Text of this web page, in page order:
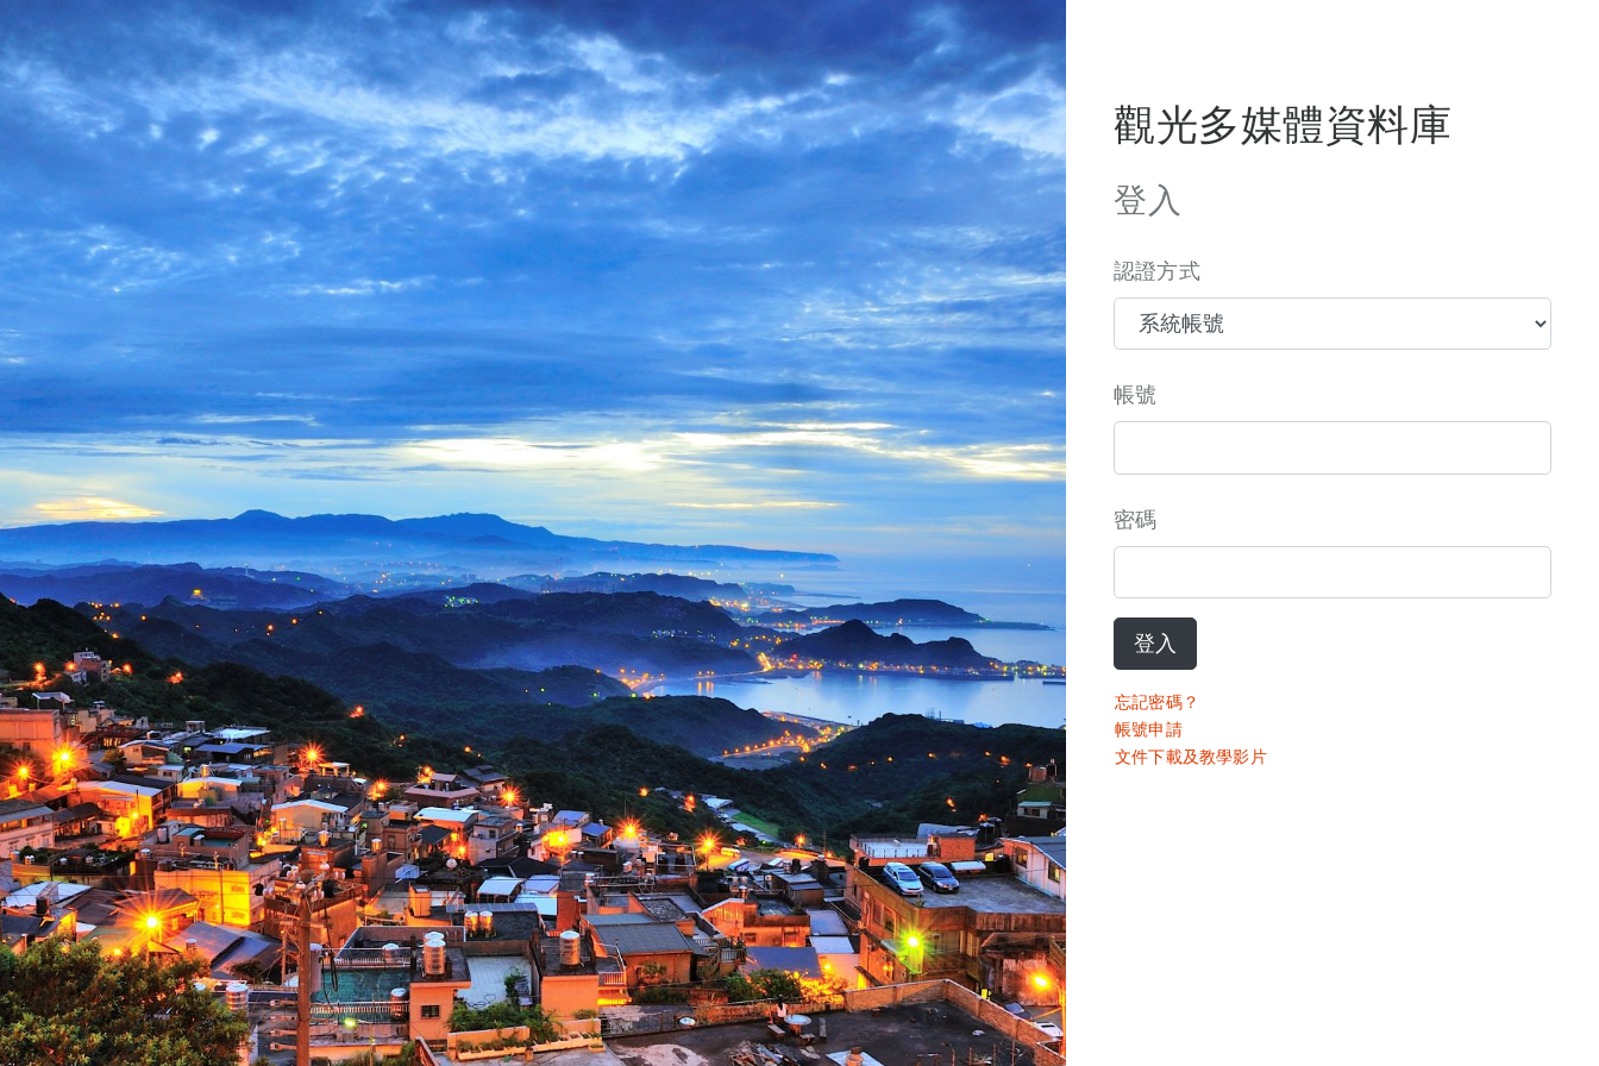
觀光多媒體資料庫
登入
認證方式
帳號
密碼
登入
忘記密碼？
帳號申請
文件下載及教學影片